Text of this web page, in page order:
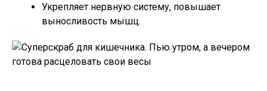
Укрепляет нервную систему, повышает
выносливость мышц.